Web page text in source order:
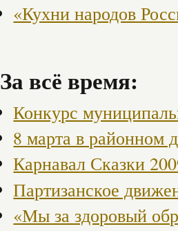
«Кухни народов
За всё время:
Конкурс
8 марта в районном
Карнавал Сказки
Партизанское
«Мы за здоровый